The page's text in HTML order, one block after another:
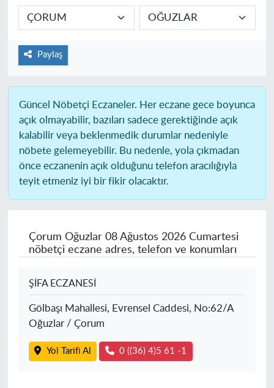
Paylaş
Güncel Nöbetçi Eczaneler. Her eczane gece boyunca
açık olmayabilir, bazıları sadece gerektiğinde açık
kalabilir veya beklenmedik durumlar nedeniyle
nöbete gelemeyebilir. Bu nedenle, yola çıkmadan
önce eczanenin açık olduğunu telefon aracılığıyla
teyit etmeniz iyi bir fikir olacaktır.
Çorum Oğuzlar08 Ağustos 2026 Cumartesi
nöbetçi eczane adres, telefon ve konumları
ŞİFA ECZANESİ
Gölbaşı Mahallesi, Evrensel Caddesi, No:62/A
Oğuzlar / Çorum
Yol Tarifi Al 0 ((36) 4)5 61 -1